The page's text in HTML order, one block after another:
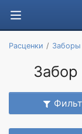
Расценки Заборы
Забор